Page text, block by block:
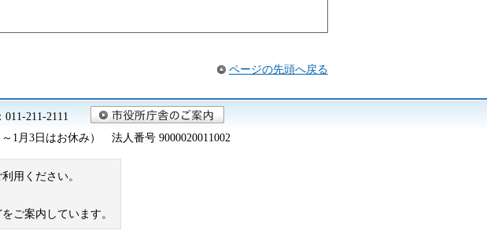
ページの先頭へ戻る
011-211-2111
1月3日はお休み） 法人番号 9000020011002
用ください。
ご案内しています。